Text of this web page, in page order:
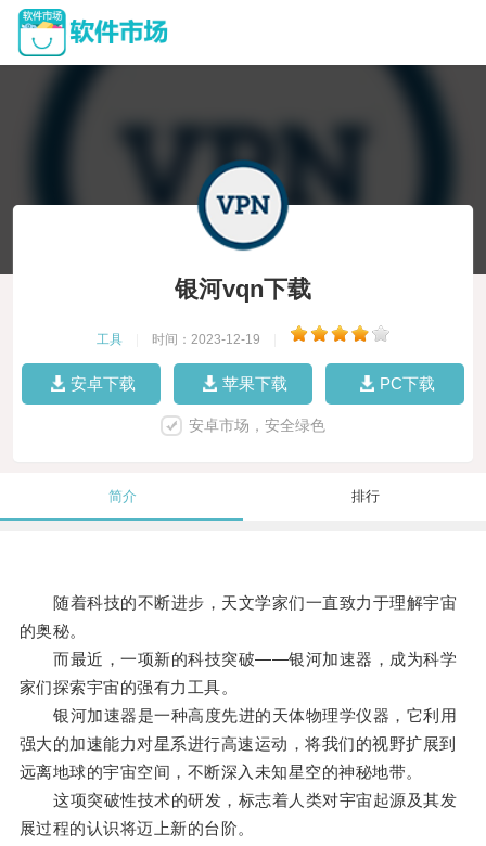
银河vqn下载
工具 时间：2023-12-19
安卓下载 苹果下载 PC下载
安卓市场，安全绿色
简介 排行
随着科技的不断进步，天文学家们一直致力于理解宇宙
的奥秘。
而最近，一项新的科技突破——银河加速器，成为科学
家们探索宇宙的强有力工具。
银河加速器是一种高度先进的天体物理学仪器，它利用
强大的加速能力对星系进行高速运动，将我们的视野扩展到
远离地球的宇宙空间，不断深入未知星空的神秘地带。
这项突破性技术的研发，标志着人类对宇宙起源及其发
展过程的认识将迈上新的台阶。